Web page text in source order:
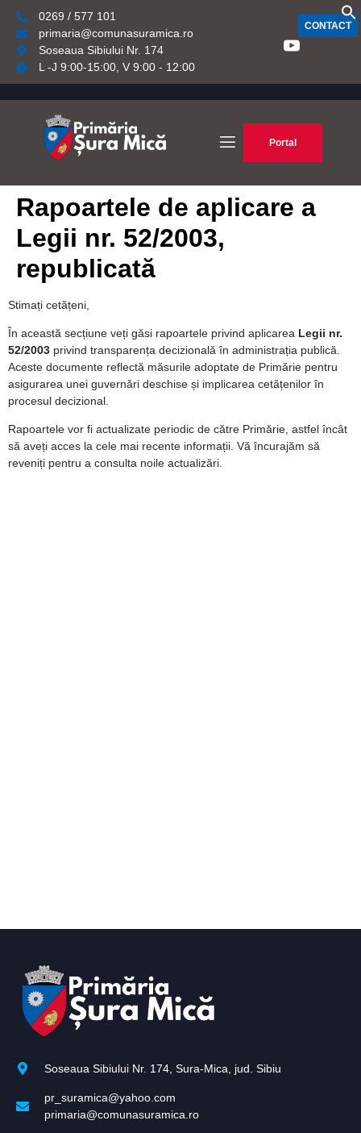
0269 / 577 101
primaria@comunasuramica.ro
Soseaua Sibiului Nr. 174
L -J 9:00-15:00, V 9:00 - 12:00
CONTACT
Portal
Rapoartele de aplicare a
Legii nr. 52/2003,
republicată
Stimați cetățeni,
În această secțiune veți găsi rapoartele privind aplicarea Legii nr.
52/2003 privind transparența decizională în administrația publică.
Aceste documente reflectă măsurile adoptate de Primărie pentru
asigurarea unei guvernări deschise și implicarea cetățenilor în
procesul decizional.
Rapoartele vor fi actualizate periodic de către Primărie, astfel încât
să aveți acces la cele mai recente informații. Vă încurajăm să
reveniți pentru a consulta noile actualizări.
Soseaua Sibiului Nr. 174, Sura-Mica, jud. Sibiu
pr_suramica@yahoo.com
primaria@comunasuramica.ro